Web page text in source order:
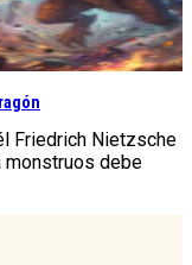
Friedrich Nietzsche
monstruos debe